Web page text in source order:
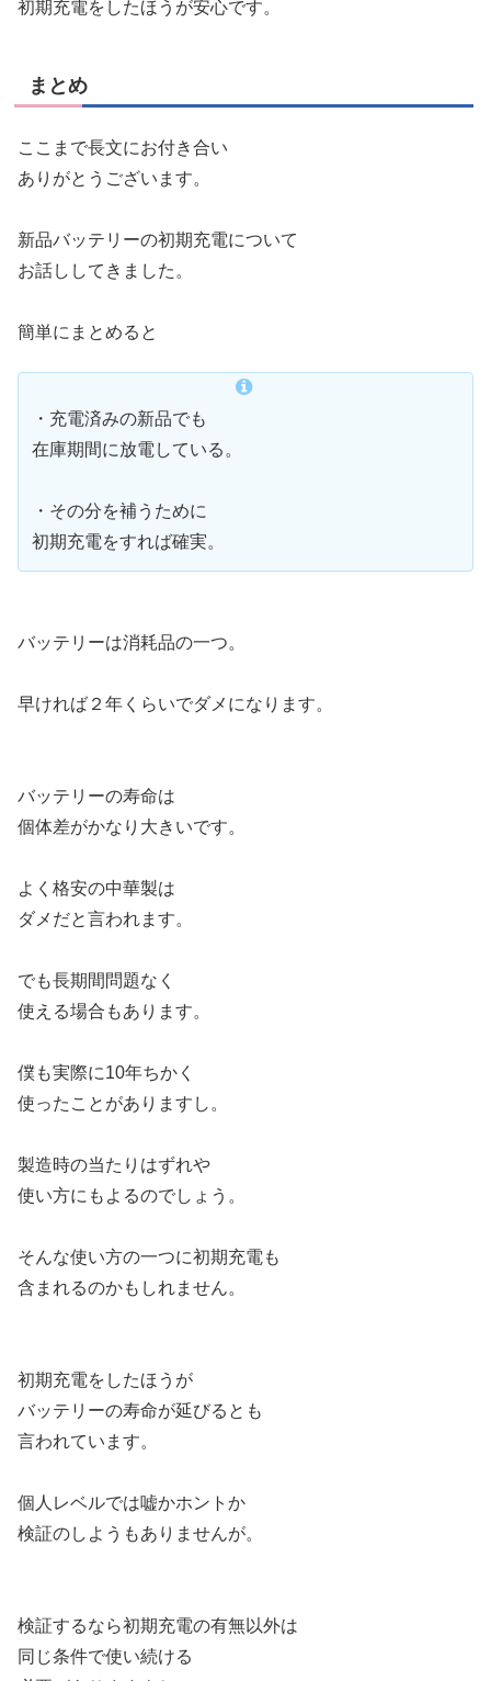
初期充電をしたほうが安心です。
まとめ
ここまで長文にお付き合い
ありがとうございます。
新品バッテリーの初期充電について
お話ししてきました。
簡単にまとめると
・充電済みの新品でも
在庫期間に放電している。
・その分を補うために
初期充電をすれば確実。
バッテリーは消耗品の一つ。
早ければ２年くらいでダメになります。
バッテリーの寿命は
個体差がかなり大きいです。
よく格安の中華製は
ダメだと言われます。
でも長期間問題なく
使える場合もあります。
僕も実際に10年ちかく
使ったことがありますし。
製造時の当たりはずれや
使い方にもよるのでしょう。
そんな使い方の一つに初期充電も
含まれるのかもしれません。
初期充電をしたほうが
バッテリーの寿命が延びるとも
言われています。
個人レベルでは嘘かホントか
検証のしようもありませんが。
検証するなら初期充電の有無以外は
同じ条件で使い続ける